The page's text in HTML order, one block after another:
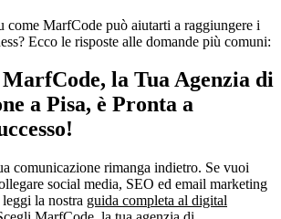
come MarfCode può aiutarti a raggiungere i
Ecco le risposte alle domande più comuni:
la Tua Agenzia di
a Pisa, è Pronta a
comunicazione rimanga indietro. Se vuoi
social media, SEO ed email marketing
la nostra guida completa al digital